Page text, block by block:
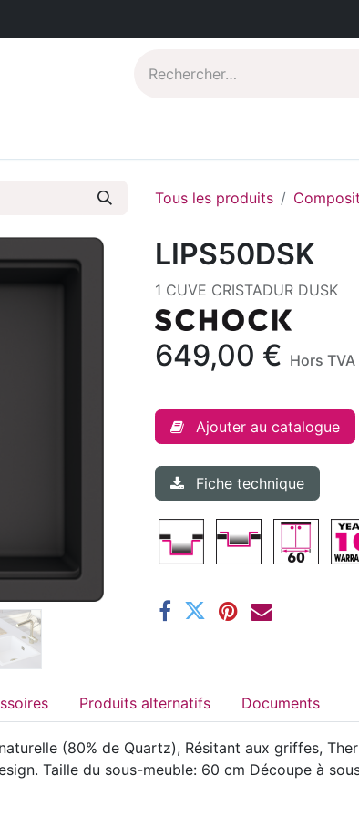
Tous les produits
LIPS50DSK
1 CUVE CRISTADUR DUSK
649,00 € Hors TVA
Ajouter au catalogue
Fiche technique
Produits alternatifs Documents
(80% de Quartz), Résitant aux griffes,
Taille du sous-meuble: 60 cm Découpe à